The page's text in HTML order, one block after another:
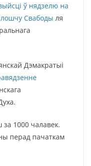
ў нядзелю на
Свабоды ля
Дэмакратыі
за 1000 чалавек.
перад пачаткам